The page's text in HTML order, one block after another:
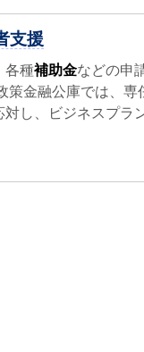
支援
各種補助金などの申
策金融公庫では、専
対し、ビジネスプラ